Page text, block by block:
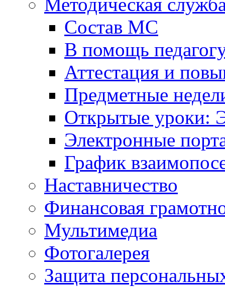
Состав МС
В помощь
Аттестация и
Предметные
Открытые уроки:
Электронные
График
Наставничество
Финансовая
Мультимедиа
Фотогалерея
Защита